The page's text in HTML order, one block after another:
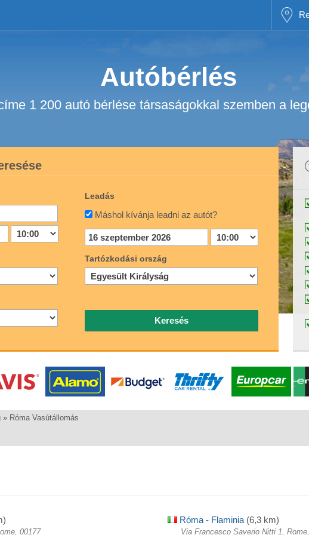
Autóbérlés
1 200 autó bérlése társaságokkal szemben a
Leadás
Máshol kívánja leadni az autót?
Tartózkodási ország
Keresés
» Róma Vasútállomás
00177
Róma - Flaminia (6,3 km)
Via Francesco Saverio Nitti 1,